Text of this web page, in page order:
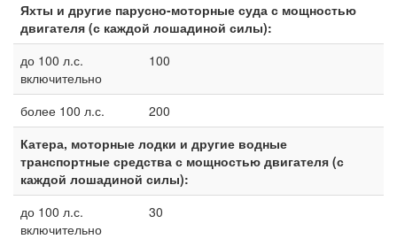
Яхты и другие парусно-моторные суда с мощностью
двигателя (с каждой лошадиной силы):
до 100 л.с.
включительно
100
более 100 л.с.
200
Катера, моторные лодки и другие водные
транспортные средства с мощностью двигателя (с
каждой лошадиной силы):
до 100 л.с.
включительно
30